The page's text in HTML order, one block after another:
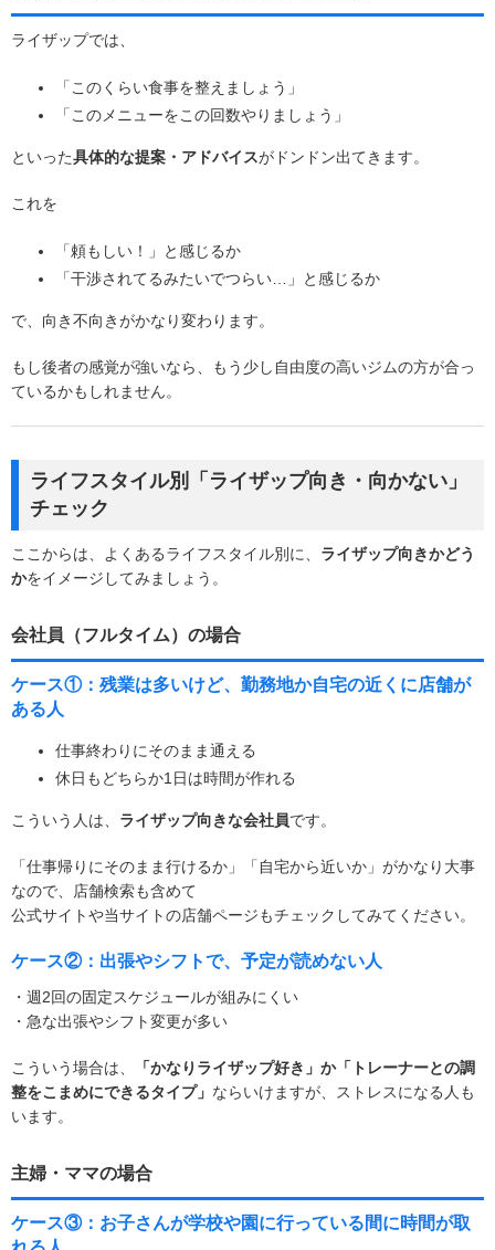
ライザップでは、
「このくらい食事を整えましょう」
「このメニューをこの回数やりましょう」
といった具体的な提案・アドバイスがドンドン出てきます。
これを
「頼もしい！」と感じるか
「干渉されてるみたいでつらい…」と感じるか
で、向き不向きがかなり変わります。
もし後者の感覚が強いなら、もう少し自由度の高いジムの方が合っ
ているかもしれません。
ライフスタイル別「ライザップ向き・向かない」
チェック
ここからは、よくあるライフスタイル別に、 ライザップ向きかどう
かをイメージしてみましょう。
会社員（フルタイム）の場合
ケース①：残業は多いけど、勤務地か自宅の近くに店舗が
ある人
仕事終わりにそのまま通える
休日もどちらか1日は時間が作れる
こういう人は、 ライザップ向きな会社員です。
「仕事帰りにそのまま行けるか」「自宅から近いか」がかなり大事
なので、店舗検索も含めて
公式サイトや当サイトの店舗ページもチェックしてみてください。
ケース②：出張やシフトで、予定が読めない人
・週2回の固定スケジュールが組みにくい
・急な出張やシフト変更が多い
こういう場合は、
「かなりライザップ好き」か「トレーナーとの調
整をこまめにできるタイプ」 ならいけますが、ストレスになる人も
います。
主婦・ママの場合
ケース③：お子さんが学校や園に行っている間に時間が取